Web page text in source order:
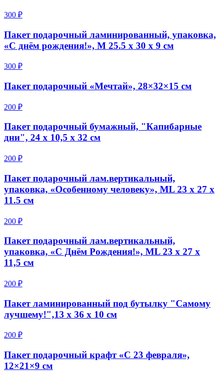
300 ₽
Пакет подарочный ламинированный, упаковка,
«С днём рождения!», M 25.5 х 30 х 9 см
300 ₽
Пакет подарочный «Мечтай», 28×32×15 см
200 ₽
Пакет подарочный бумажный, "Капибарные
дни", 24 х 10,5 х 32 см
200 ₽
Пакет подарочный лам.вертикальный,
упаковка, «Особенному человеку», ML 23 х 27 х
11.5 см
200 ₽
Пакет подарочный лам.вертикальный,
упаковка, «С Днём Рождения!», ML 23 х 27 х
11,5 см
200 ₽
Пакет ламинированный под бутылку "Самому
лучшему!",13 х 36 х 10 см
200 ₽
Пакет подарочный крафт «С 23 февраля»,
12×21×9 см